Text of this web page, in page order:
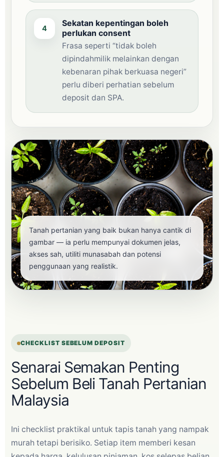
4
Sekatan kepentingan boleh
perlukan consent
Frasa seperti “tidak boleh
dipindahmilik melainkan dengan
kebenaran pihak berkuasa negeri”
perlu diberi perhatian sebelum
deposit dan SPA.
Tanah pertanian yang baik bukan hanya cantik di
gambar — ia perlu mempunyai dokumen jelas,
akses sah, utiliti munasabah dan potensi
penggunaan yang realistik.
CHECKLIST SEBELUM DEPOSIT
Senarai Semakan Penting
Sebelum Beli Tanah Pertanian
Malaysia
Ini checklist praktikal untuk tapis tanah yang nampak
murah tetapi berisiko. Setiap item memberi kesan